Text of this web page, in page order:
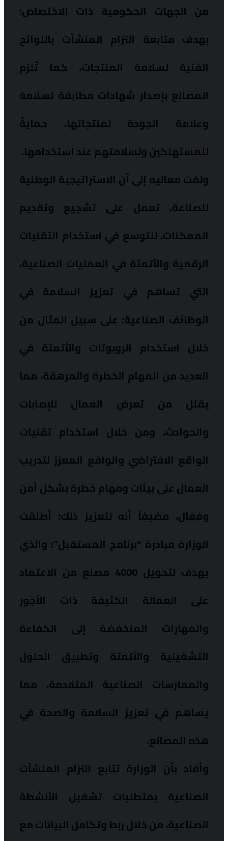
من الجهات الحكومية ذات الاختصاص؛
بهدف متابعة التزام المنشآت باللوائح
الفنية لسلامة المنتجات، كما تُلزم
المصانع بإصدار شهادات مطابقة لسلامة
وعلامة الجودة لمنتجاتها، حمايةً
للمستهلكين ولسلامتهم عند استخدامها.
ولفت معاليه إلى أن الاستراتيجية الوطنية
للصناعة، تعمل على تشجيع وتقديم
الممكنات، للتوسع في استخدام التقنيات
الرقمية والأتمتة في العمليات الصناعية،
التي تساهم في تعزيز السلامة في
الوظائف الصناعية؛ على سبيل المثال من
خلال استخدام الروبوتات والأتمتة في
العديد من المهام الخطرة والمرهقة، مما
يقلل من تعرض العمال للإصابات
والحوادث، ومن خلال استخدام تقنيات
الواقع الافتراضي والواقع المعزز لتدريب
العمال على بيئات ومهام خطرة بشكل آمن
وفعّال، مضيفاً أنه لتعزيز ذلك؛ أطلقت
الوزارة مبادرة “برنامج المستقبل”؛ والذي
يهدف لتحويل 4000 مصنع من الاعتماد
على العمالة الكثيفة ذات الأجور
والمهارات المنخفضة إلى الكفاءة
التشغيلية والأتمتة وتطبيق الحلول
والممارسات الصناعية المتقدمة، مما
يساهم في تعزيز السلامة والصحة في
هذه المصانع.
وأفاد بأن الوزارة تتابع التزام المنشآت
الصناعية بمتطلبات تشغيل الأنشطة
الصناعية، من خلال ربط وتكامل البيانات مع